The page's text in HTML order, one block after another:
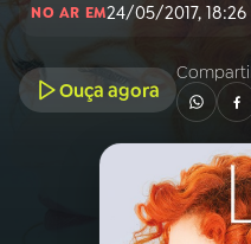
INÍCIO
PROGRAMAÇÃO
NO AR EM24/05/2017, 18:26
Ouça agora